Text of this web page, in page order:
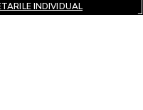
INDIVIDUAL